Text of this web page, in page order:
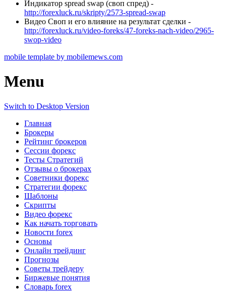
Индикатор spread swap (своп спред) -
http://forexluck.ru/skripty/2573-spread-swap
Видео Своп и его влияние на результат сделки -
http://forexluck.ru/video-foreks/47-foreks-nach-video/2965-
swop-video
mobile template by mobilemews.com
Menu
Switch to Desktop Version
Главная
Брокеры
Рейтинг брокеров
Сессии форекс
Тесты Стратегий
Отзывы о брокерах
Советники форекс
Стратегии форекс
Шаблоны
Скрипты
Видео форекс
Как начать торговать
Новости forex
Основы
Онлайн трейдинг
Прогнозы
Советы трейдеру
Биржевые понятия
Словарь forex